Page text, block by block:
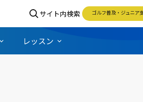
サイト内検索 ゴルフ普及・ジュニア
レッスン